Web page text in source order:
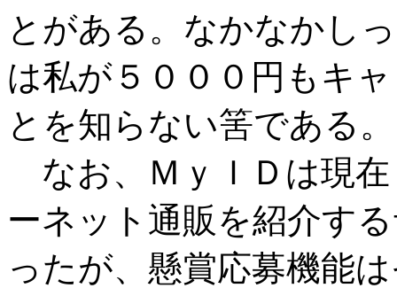
とがある。なかなかし
は私が５０００円もキ
とを知らない筈である
なお、ＭｙＩＤは現
ーネット通販を紹介す
ったが、懸賞応募機能